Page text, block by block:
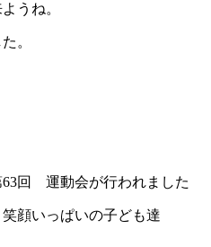
うね。
。
回 運動会が行われました
顔いっぱいの子ども達